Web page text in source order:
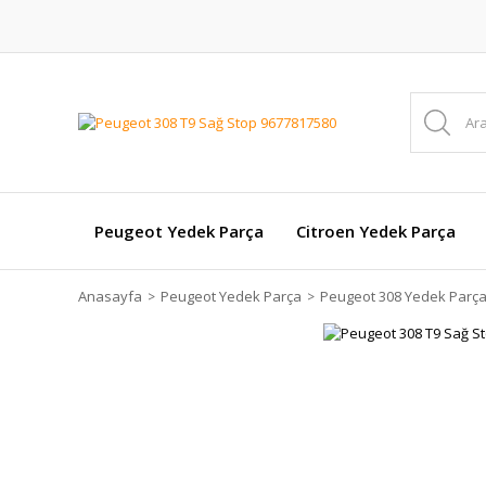
Peugeot Yedek Parça Citroen Yedek Parça
Anasayfa Peugeot Yedek Parça Peugeot 308 Yedek Parça